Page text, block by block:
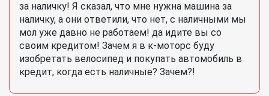
за наличку! Я сказал, что мне нужна машина за
наличку, а они ответили, что нет, с наличными мы
мол уже давно не работаем! да идите вы со
своим кредитом! Зачем я в к-моторс буду
изобретать велосипед и покупать автомобиль в
кредит, когда есть наличные? Зачем?!